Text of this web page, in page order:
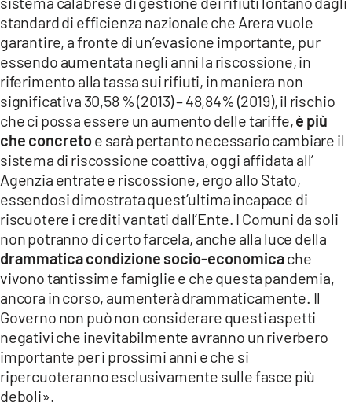
standard di efficienza nazionale che Arera vuole
garantire, a fronte di un’evasione importante, pur
essendo aumentata negli anni la riscossione, in
riferimento alla tassa sui rifiuti, in maniera non
significativa 30,58 % (2013) – 48,84% (2019), il rischio
che ci possa essere un aumento delle tariffe,è più
che concretoe sarà pertanto necessario cambiare il
sistema di riscossione coattiva, oggi affidata all’
Agenzia entrate e riscossione, ergo allo Stato,
essendosi dimostrata quest’ultima incapace di
riscuotere i crediti vantati dall’Ente. I Comuni da soli
non potranno di certo farcela, anche alla luce della
drammatica condizione socio-economicache
vivono tantissime famiglie e che questa pandemia,
ancora in corso, aumenterà drammaticamente. Il
Governo non può non considerare questi aspetti
negativi che inevitabilmente avranno un riverbero
importante per i prossimi anni e che si
ripercuoteranno esclusivamente sulle fasce più
deboli».